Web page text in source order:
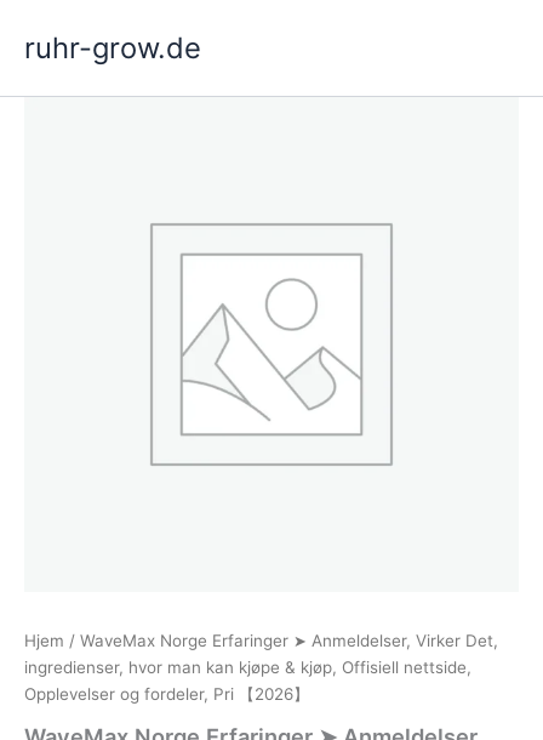
rett
innholdet
ruhr-grow.de
Hjem / WaveMax Norge Erfaringer ➤ Anmeldelser, Virker Det,
ingredienser, hvor man kan kjøpe & kjøp, Offisiell nettside,
Opplevelser og fordeler, Pri 【2026】